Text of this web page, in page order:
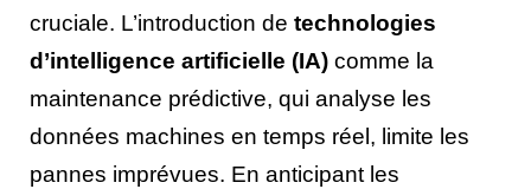
cruciale. L’introduction de technologies
d’intelligence artificielle (IA) comme la
maintenance prédictive, qui analyse les
données machines en temps réel, limite les
pannes imprévues. En anticipant les